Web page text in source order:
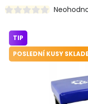
Domácnost
Dětská hřiště
TIP
POSLEDNÍ KUSY